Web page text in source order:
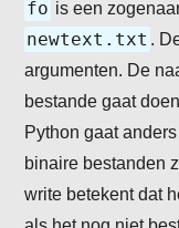
fo is een
newtext.txt .
argumenten. De
bestande gaat
Python gaat
binaire bestanden
write betekent dat